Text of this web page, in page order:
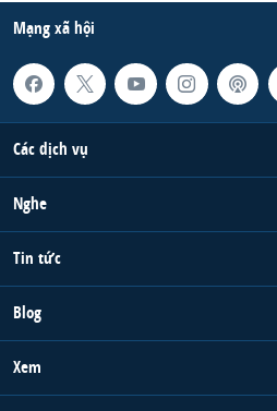
Mạng xã hội
Các dịch vụ
Nghe
Tin tức
Blog
Xem